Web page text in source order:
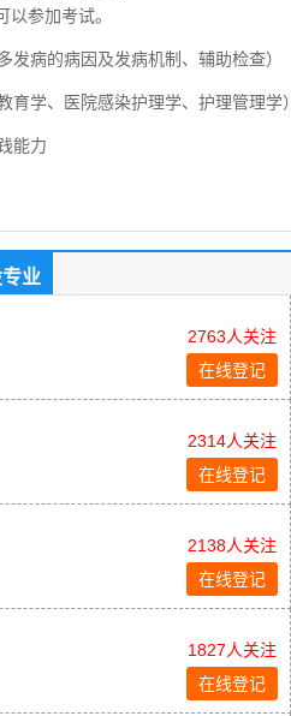
参加考试。
发病的病因及发病机制、辅助检查）
育学、医院感染护理学、护理管理学）
能力
业
2763人关注
在线登记
2314人关注
在线登记
2138人关注
在线登记
1827人关注
在线登记